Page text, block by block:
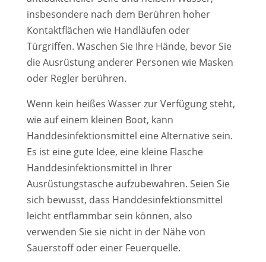
insbesondere nach dem Berühren hoher
Kontaktflächen wie Handläufen oder
Türgriffen. Waschen Sie Ihre Hände, bevor Sie
die Ausrüstung anderer Personen wie Masken
oder Regler berühren.
Wenn kein heißes Wasser zur Verfügung steht,
wie auf einem kleinen Boot, kann
Handdesinfektionsmittel eine Alternative sein.
Es ist eine gute Idee, eine kleine Flasche
Handdesinfektionsmittel in Ihrer
Ausrüstungstasche aufzubewahren. Seien Sie
sich bewusst, dass Handdesinfektionsmittel
leicht entflammbar sein können, also
verwenden Sie sie nicht in der Nähe von
Sauerstoff oder einer Feuerquelle.